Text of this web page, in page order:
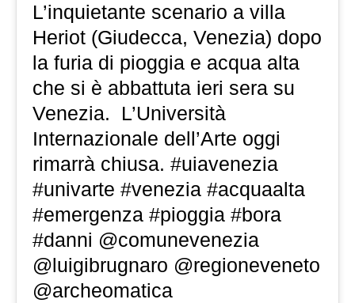
L’inquietante scenario a villa
Heriot (Giudecca, Venezia) dopo
la furia di pioggia e acqua alta
che si è abbattuta ieri sera su
Venezia. L’Università
Internazionale dell’Arte oggi
rimarrà chiusa. #uiavenezia
#univarte #venezia #acquaalta
#emergenza #pioggia #bora
#danni @comunevenezia
@luigibrugnaro @regioneveneto
@archeomatica